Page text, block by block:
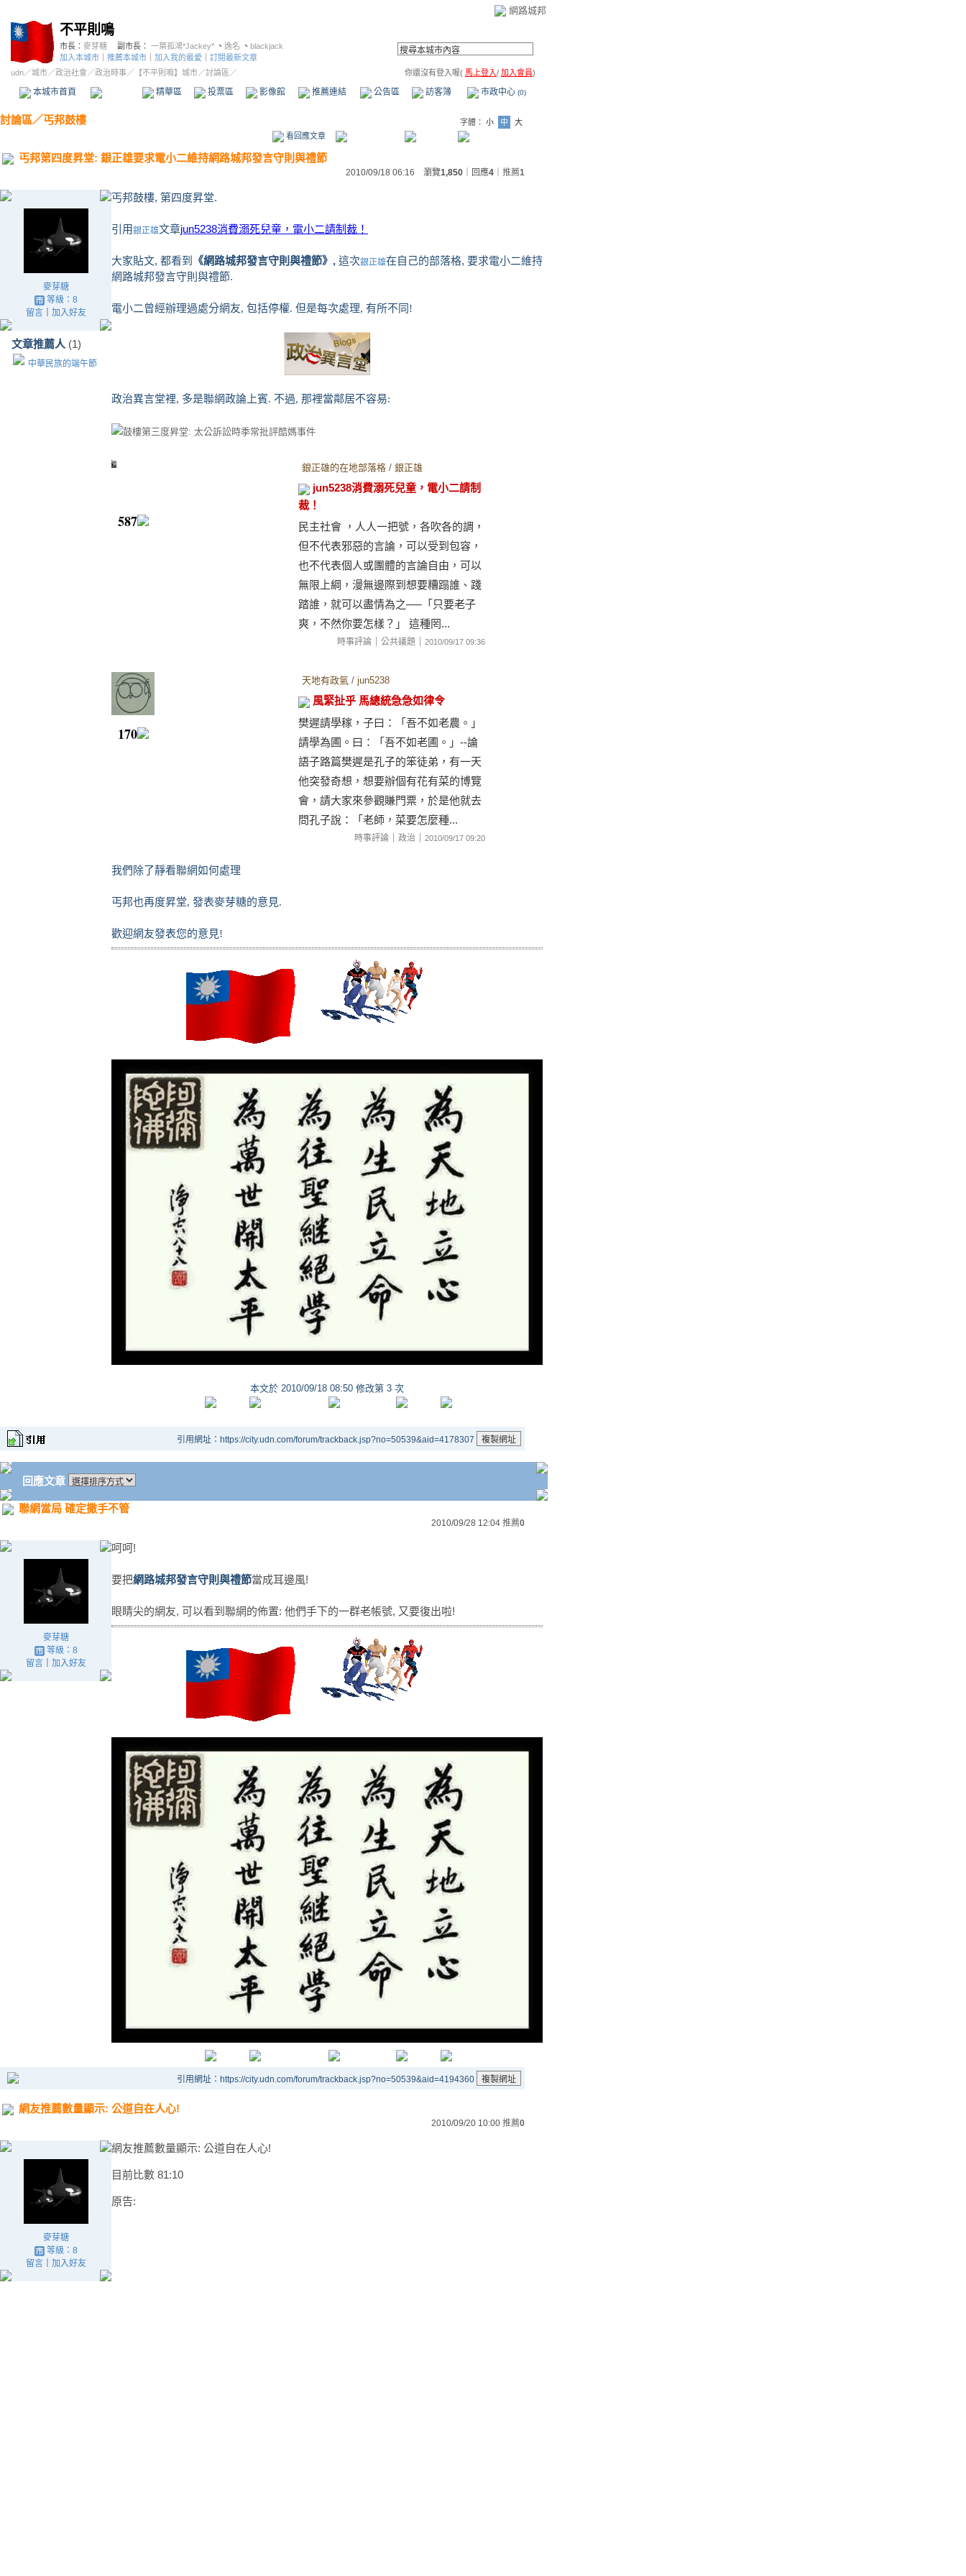
網路城邦
不平則鳴
市長： 麥芽糖 副市長： 一葉孤鴻*Jackey* 、 逸名 、 blackjack
加入本城市
推薦本城市 加入我的最愛
訂閱最新文章
udn／城市／政治社會 ／政治時事／ 【不平則鳴】城市／討論區／ 你還沒有登入喔( 馬上登入/ 加入會員)
本城市首頁 精華區 投票區 影像館 推薦連結 公告區 訪客簿 市政中心 (0)
討論區／丐邦鼓樓 字體： 小 中
大
看回應文章
丐邦第四度昇堂: 銀正雄要求電小二維持網路城邦發言守則與禮節
2010/09/18 06:16 瀏覽1,850 ｜回應4 推薦1
麥芽糖
等級：8
留言｜ 加入好友
文章推薦人 (1)
中華民族的端午節
丐邦鼓樓, 第四度昇堂.
引用銀正雄文章jun5238消費溺死兒童，電小二請制裁！
大家貼文, 都看到 《網路城邦發言守則與禮節》, 這次銀正雄在自己的部落格, 要求電小二維持
網路城邦發言守則與禮節.
電小二曾經辦理過處分網友, 包括停權. 但是每次處理, 有所不同!
政治異言堂裡, 多是聯網政論上賓. 不過, 那裡當鄰居不容易:
鼓樓第三度昇堂: 太公訴訟時季常批評酷媽事件
587
銀正雄的在地部落格 / 銀正雄
jun5238消費溺死兒童，電小二請制
裁！
民主社會 ，人人一把號，各吹各的調，
但不代表邪惡的言論，可以受到包容，
也不代表個人或團體的言論自由，可以
無限上綱，漫無邊際到想要糟蹋誰、踐
踏誰，就可以盡情為之──「只要老子
爽，不然你要怎樣？」 這種罔...
時事評論 公共議題 2010/09/17 09:36
170
天地有政氣 / jun5238
風緊扯乎 馬總統急急如律令
樊遲請學稼，子曰：「吾不如老農。」
請學為圃。曰：「吾不如老圃。」--論
語子路篇樊遲是孔子的笨徒弟，有一天
他突發奇想，想要辦個有花有菜的博覽
會，請大家來參觀賺門票，於是他就去
問孔子說：「老師，菜要怎麼種...
時事評論 政治 2010/09/17 09:20
我們除了靜看聯網如何處理
丐邦也再度昇堂, 發表麥芽糖的意見.
歡迎網友發表您的意見!
本文於 2010/09/18 08:50 修改第 3 次
引用網址：https://city.udn.com/forum/trackback.jsp?no=50539&aid=4178307
回應文章
聯網當局 確定撒手不管
2010/09/28 12:04 推薦0
麥芽糖
等級：8
留言｜ 加入好友
呵呵!
要把網路城邦發言守則與禮節當成耳邊風!
眼睛尖的網友, 可以看到聯網的佈置: 他們手下的一群老帳號, 又要復出啦!
引用網址：https://city.udn.com/forum/trackback.jsp?no=50539&aid=4194360
網友推薦數量顯示: 公道自在人心!
2010/09/20 10:00 推薦0
麥芽糖
等級：8
留言｜ 加入好友
網友推薦數量顯示: 公道自在人心!
目前比數 81:10
原告: